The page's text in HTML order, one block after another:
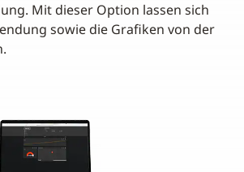
Mit dieser Option lassen sich
sowie die Grafiken von der